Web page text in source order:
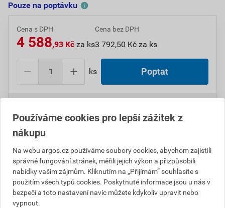
Pouze na poptávku
Cena s DPH
4 588,93 Kč za ks
Cena bez DPH
3 792,50 Kč za ks
ks Poptat
(3 792,50Kčbez DPH).
Číslo položky:
Výrobky značky:
Popis
Používáme cookies pro lepší zážitek z
nákupu
Na webu argos.cz používáme soubory cookies, abychom zajistili
správné fungování stránek, měřili jejich výkon a přizpůsobili
nabídky vašim zájmům. Kliknutím na „Přijímám“ souhlasíte s
použitím všech typů cookies. Poskytnuté informace jsou u nás v
bezpečí a toto nastavení navíc můžete kdykoliv upravit nebo
vypnout.